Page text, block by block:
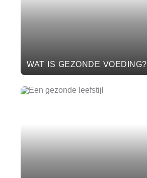
WAT IS GEZONDE VOEDING?